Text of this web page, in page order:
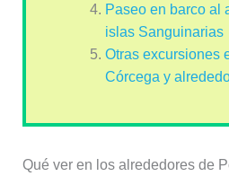
Paseo en barco al
islas Sanguinarias
Otras excursiones
Córcega y
Qué ver en los alrededores de